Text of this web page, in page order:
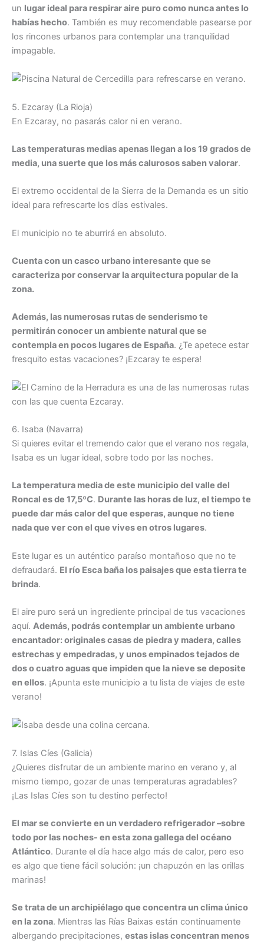
un lugar ideal para respirar aire puro como nunca antes lo
habías hecho. También es muy recomendable pasearse por
los rincones urbanos para contemplar una tranquilidad
impagable.
5. Ezcaray (La Rioja)
En Ezcaray, no pasarás calor ni en verano.
Las temperaturas medias apenas llegan a los 19 grados de
media, una suerte que los más calurosos saben valorar.
El extremo occidental de la Sierra de la Demanda es un sitio
ideal para refrescarte los días estivales.
El municipio no te aburrirá en absoluto.
Cuenta con un casco urbano interesante que se
caracteriza por conservar la arquitectura popular de la
zona.
Además, las numerosas rutas de senderismo te
permitirán conocer un ambiente natural que se
contempla en pocos lugares de España. ¿Te apetece estar
fresquito estas vacaciones? ¡Ezcaray te espera!
6. Isaba (Navarra)
Si quieres evitar el tremendo calor que el verano nos regala,
Isaba es un lugar ideal, sobre todo por las noches.
La temperatura media de este municipio del valle del
Roncal es de 17,5ºC. Durante las horas de luz, el tiempo te
puede dar más calor del que esperas, aunque no tiene
nada que ver con el que vives en otros lugares.
Este lugar es un auténtico paraíso montañoso que no te
defraudará. El río Esca baña los paisajes que esta tierra te
brinda.
El aire puro será un ingrediente principal de tus vacaciones
aquí. Además, podrás contemplar un ambiente urbano
encantador: originales casas de piedra y madera, calles
estrechas y empedradas, y unos empinados tejados de
dos o cuatro aguas que impiden que la nieve se deposite
en ellos. ¡Apunta este municipio a tu lista de viajes de este
verano!
7. Islas Cíes (Galicia)
¿Quieres disfrutar de un ambiente marino en verano y, al
mismo tiempo, gozar de unas temperaturas agradables?
¡Las Islas Cíes son tu destino perfecto!
El mar se convierte en un verdadero refrigerador –sobre
todo por las noches- en esta zona gallega del océano
Atlántico. Durante el día hace algo más de calor, pero eso
es algo que tiene fácil solución: ¡un chapuzón en las orillas
marinas!
Se trata de un archipiélago que concentra un clima único
en la zona. Mientras las Rías Baixas están continuamente
albergando precipitaciones, estas islas concentran menos